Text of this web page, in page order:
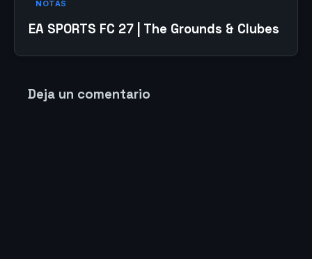
NOTAS
EA SPORTS FC 27 | The Grounds & Clubes
Deja un comentario